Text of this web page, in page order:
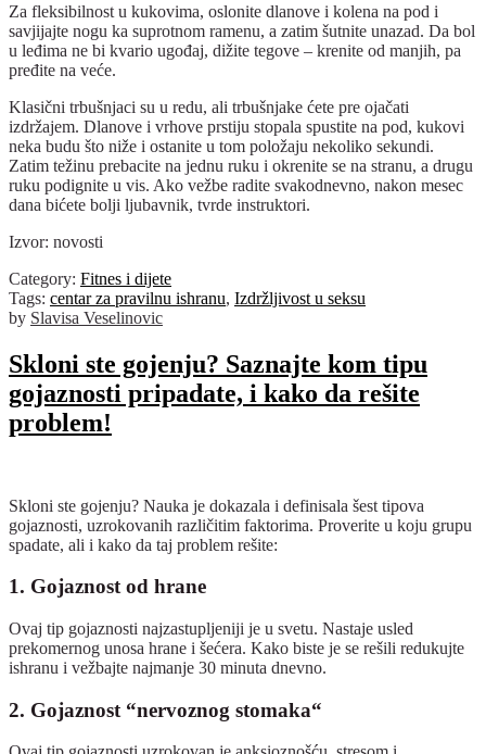
Za fleksibilnost u kukovima, oslonite dlanove i kolena na pod i
savjijajte nogu ka suprotnom ramenu, a zatim šutnite unazad. Da bol
u leđima ne bi kvario ugođaj, dižite tegove – krenite od manjih, pa
pređite na veće.
Klasični trbušnjaci su u redu, ali trbušnjake ćete pre ojačati
izdržajem. Dlanove i vrhove prstiju stopala spustite na pod, kukovi
neka budu što niže i ostanite u tom položaju nekoliko sekundi.
Zatim težinu prebacite na jednu ruku i okrenite se na stranu, a drugu
ruku podignite u vis. Ako vežbe radite svakodnevno, nakon mesec
dana bićete bolji ljubavnik, tvrde instruktori.
Izvor: novosti
Category: Fitnes i dijete
Tags: centar za pravilnu ishranu, Izdržljivost u seksu
by Slavisa Veselinovic
Skloni ste gojenju? Saznajte kom tipu
gojaznosti pripadate, i kako da rešite
problem!
Skloni ste gojenju? Nauka je dokazala i definisala šest tipova
gojaznosti, uzrokovanih različitim faktorima. Proverite u koju grupu
spadate, ali i kako da taj problem rešite:
1. Gojaznost od hrane
Ovaj tip gojaznosti najzastupljeniji je u svetu. Nastaje usled
prekomernog unosa hrane i šećera. Kako biste je se rešili redukujte
ishranu i vežbajte najmanje 30 minuta dnevno.
2. Gojaznost “nervoznog stomaka“